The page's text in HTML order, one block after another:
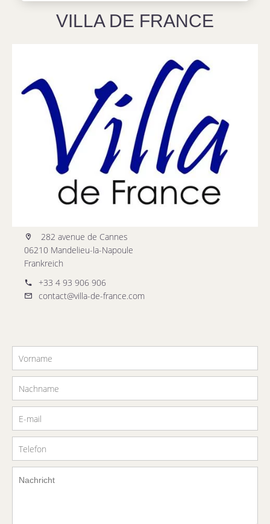
VILLA DE FRANCE
282 avenue de Cannes
06210 Mandelieu-la-Napoule
Frankreich
+33 4 93 906 906
contact@villa-de-france.com